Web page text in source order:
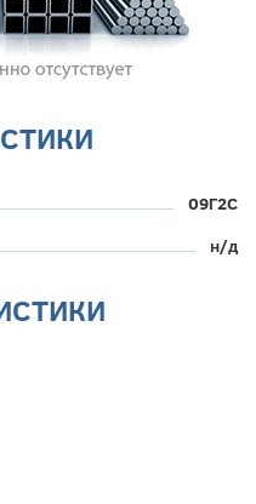
09Г2С
н/д